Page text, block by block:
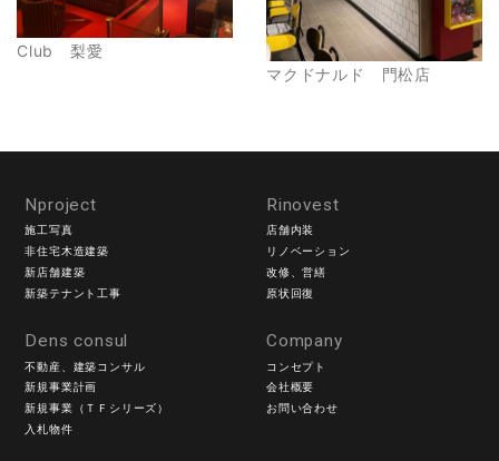
Club 梨愛
マクドナルド 門松店
Nproject
施工写真
非住宅木造建築
新店舗建築
新築テナント工事
Rinovest
店舗内装
リノベーション
改修、営繕
原状回復
Dens consul
不動産、建築コンサル
新規事業計画
新規事業（ＴＦシリーズ）
入札物件
Company
コンセプト
会社概要
お問い合わせ